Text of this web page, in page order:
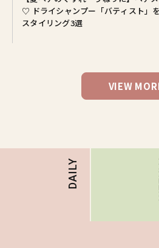
♡ ドライシャンプー「バティスト」
スタイリング3選
VIEW
DAILY